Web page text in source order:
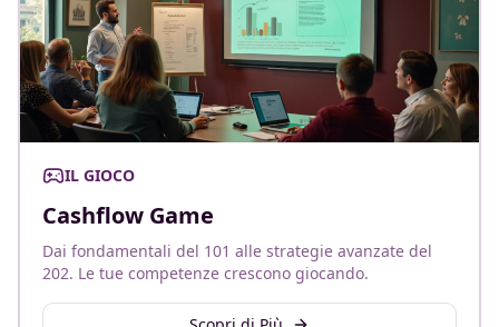
IL GIOCO
Cashflow Game
Dai fondamentali del 101 alle strategie avanzate del
202. Le tue competenze crescono giocando.